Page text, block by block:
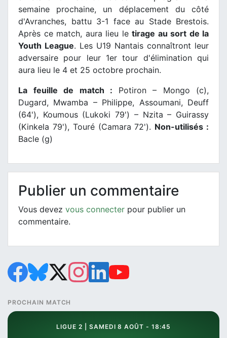
semaine prochaine, un déplacement du côté
d'Avranches, battu 3-1 face au Stade Brestois.
Après ce match, aura lieu le tirage au sort de la
Youth League. Les U19 Nantais connaîtront leur
adversaire pour leur 1er tour d'élimination qui
aura lieu le 4 et 25 octobre prochain.
La feuille de match : Potiron – Mongo (c),
Dugard, Mwamba – Philippe, Assoumani, Deuff
(64'), Koumous (Lukoki 79') – Nzita – Guirassy
(Kinkela 79'), Touré (Camara 72'). Non-utilisés :
Bacle (g)
Publier un commentaire
Vous devez vous connecter pour publier un
commentaire.
PROCHAIN MATCH
LIGUE 2 | SAMEDI 8 AOÛT - 18:45